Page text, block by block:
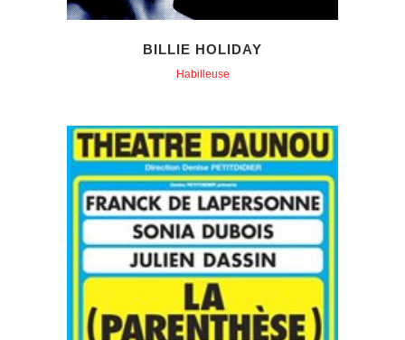
BILLIE HOLIDAY
Habilleuse